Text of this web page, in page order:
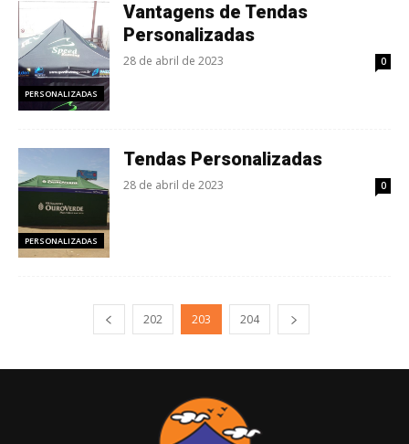
PERSONALIZADAS
Vantagens de Tendas
Personalizadas
28 de abril de 2023 0
PERSONALIZADAS
Tendas Personalizadas
28 de abril de 2023 0
202 203 204